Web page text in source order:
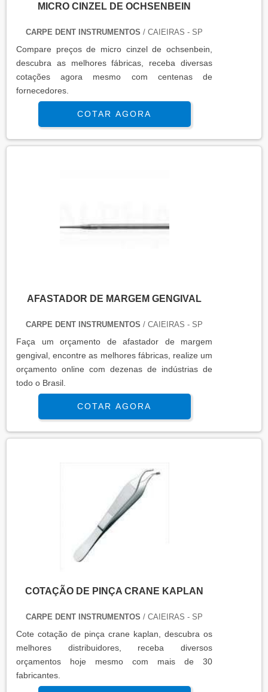
MICRO CINZEL DE OCHSENBEIN
CARPE DENT INSTRUMENTOS / CAIEIRAS - SP
Compare preços de micro cinzel de ochsenbein,
descubra as melhores fábricas, receba diversas
cotações agora mesmo com centenas de
fornecedores.
COTAR AGORA
AFASTADOR DE MARGEM GENGIVAL
CARPE DENT INSTRUMENTOS / CAIEIRAS - SP
Faça um orçamento de afastador de margem
gengival, encontre as melhores fábricas, realize um
orçamento online com dezenas de indústrias de
todo o Brasil.
COTAR AGORA
COTAÇÃO DE PINÇA CRANE KAPLAN
CARPE DENT INSTRUMENTOS / CAIEIRAS - SP
Cote cotação de pinça crane kaplan, descubra os
melhores distribuidores, receba diversos
orçamentos hoje mesmo com mais de 30
fabricantes.